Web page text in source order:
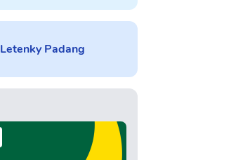
Letenky Padang